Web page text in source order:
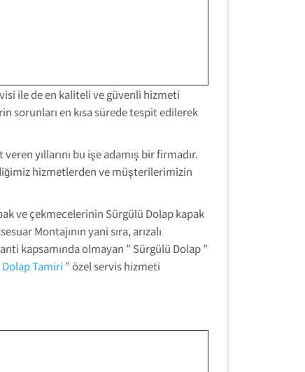
ile de en kaliteli ve güvenli hizmeti
sorunları en kısa sürede tespit edilerek
yıllarını bu işe adamış bir firmadır.
hizmetlerden ve müşterilerimizin
ve çekmecelerinin Sürgülü Dolap kapak
Montajının yani sıra, arızalı
kapsamında olmayan ” Sürgülü Dolap ”
Dolap Tamiri ” özel servis hizmeti